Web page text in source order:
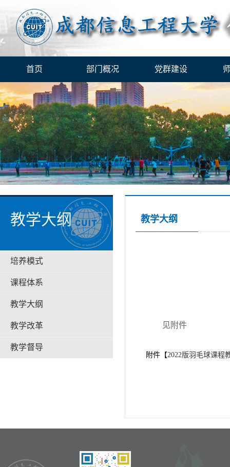
首页 部门概况 党群建设
教学大纲
培养模式
课程体系
教学大纲
教学改革
教学督导
教学大纲
见附件
附件【2022版羽毛球课程